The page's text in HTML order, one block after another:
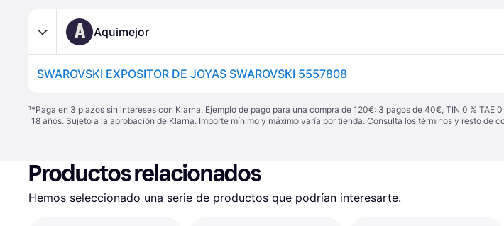
A Aquimejor
SWAROVSKI EXPOSITOR DE JOYAS SWAROVSKI 5557808
¹*Paga en 3 plazos sin intereses con Klarna. Ejemplo de pago para una compra de 120€: 3 pagos de 40€, TIN 0 %
18 años. Sujeto a la aprobación de Klarna. Importe mínimo y máximo varía por tienda. Consulta los términos y resto de
Productos relacionados
Hemos seleccionado una serie de productos que podrían interesarte.